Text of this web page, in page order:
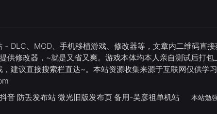
- DLC、MOD、手机移植游戏、修改器等，文章内二维码直
供修改器，~就是又省又爽。游戏本体均本人亲自测试后打
建议直接搜索栏直达~。本站资源收集来源于互联网仅供学
音 防丢发布站 微光旧版发布页 备用-吴彦祖单机站 本站勉